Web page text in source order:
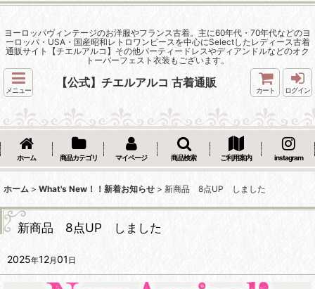
ヨーロッパヴィンテージのお洋服やフランス古着。主に60年代・70年代などのヨ
ーロッパ・USA・国産昭和レトロワンピースを中心にSelectしたレディース古着
通販サイト【チエルアルコ】その他パーティードレスやディアンドルなどのオク
トーバーフェスト衣装もございます。
メニュー
【公式】チエルアルコ 古着通販
カート ログイン
ホーム 商品カテゴリ マイページ 商品検索 ご利用案内 instagram
ホーム > What's New！！新着お知らせ > 新商品 8点UP しました
新商品 8点UP しました
2025年12月01 日